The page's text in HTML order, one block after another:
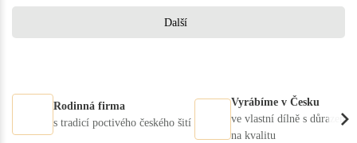
Další
Rodinná firma
s tradicí poctivého českého šití
Vyrábíme v Česku
ve vlastní dílně s důrazem
na kvalitu